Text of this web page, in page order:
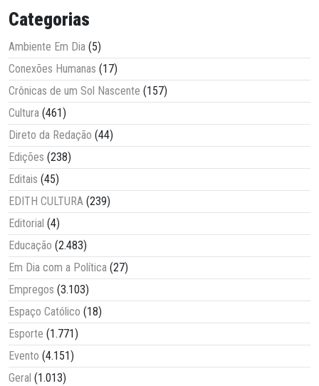
Categorias
Ambiente Em Dia (5)
Conexões Humanas (17)
Crônicas de um Sol Nascente (157)
Cultura (461)
Direto da Redação (44)
Edições (238)
Editais (45)
EDITH CULTURA (239)
Editorial (4)
Educação (2.483)
Em Dia com a Política (27)
Empregos (3.103)
Espaço Católico (18)
Esporte (1.771)
Evento (4.151)
Geral (1.013)